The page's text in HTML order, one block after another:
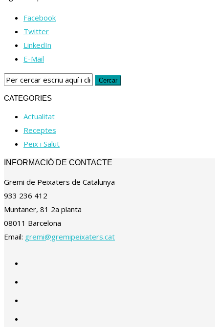
Facebook
Twitter
LinkedIn
E-Mail
CATEGORIES
Actualitat
Receptes
Peix i Salut
INFORMACIÓ DE CONTACTE
Gremi de Peixaters de Catalunya
933 236 412
Muntaner, 81 2a planta
08011 Barcelona
Email: gremi@gremipeixaters.cat